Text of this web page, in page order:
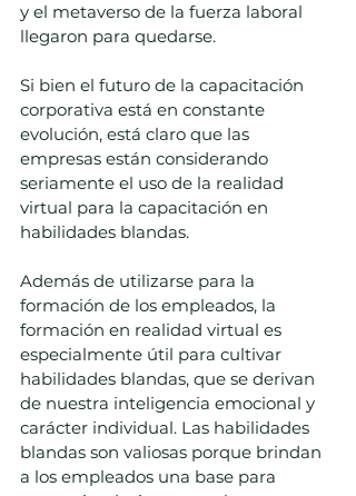
y el metaverso de la fuerza laboral
llegaron para quedarse.
Si bien el futuro de la capacitación
corporativa está en constante
evolución, está claro que las
empresas están considerando
seriamente el uso de la realidad
virtual para la capacitación en
habilidades blandas.
Además de utilizarse para la
formación de los empleados, la
formación en realidad virtual es
especialmente útil para cultivar
habilidades blandas, que se derivan
de nuestra inteligencia emocional y
carácter individual. Las habilidades
blandas son valiosas porque brindan
a los empleados una base para